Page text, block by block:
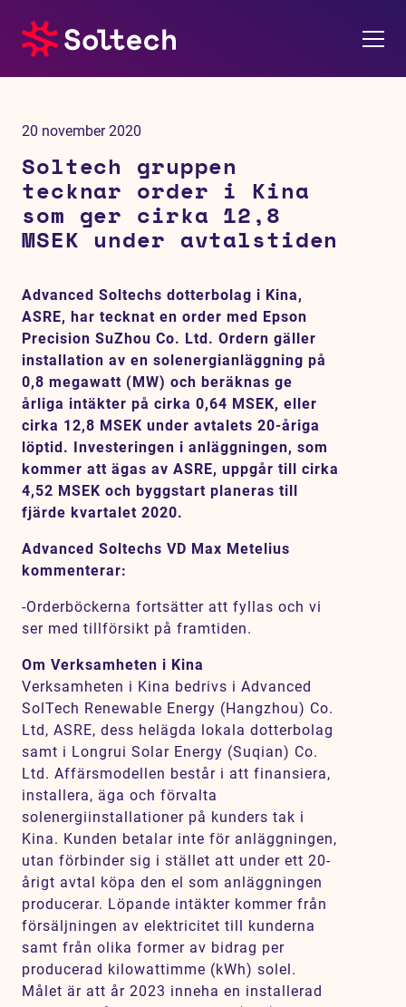
Karriär
Jobb
Kontakt
Tjänster
Referensprojekt
Investerare
Hållbarhet
20 november 2020
Soltech gruppen
tecknar order i Kina
som ger cirka 12,8
MSEK under avtalstiden
Advanced Soltechs dotterbolag i Kina,
ASRE, har tecknat en order med Epson
Precision SuZhou Co. Ltd. Ordern gäller
installation av en solenergianläggning på
0,8 megawatt (MW) och beräknas ge
årliga intäkter på cirka 0,64 MSEK, eller
cirka 12,8 MSEK under avtalets 20-åriga
löptid. Investeringen i anläggningen, som
kommer att ägas av ASRE, uppgår till cirka
4,52 MSEK och byggstart planeras till
fjärde kvartalet 2020.
Advanced Soltechs VD Max Metelius
kommenterar:
-Orderböckerna fortsätter att fyllas och vi
ser med tillförsikt på framtiden.
Om Verksamheten i Kina
Verksamheten i Kina bedrivs i Advanced
SolTech Renewable Energy (Hangzhou) Co.
Ltd, ASRE, dess helägda lokala dotterbolag
samt i Longrui Solar Energy (Suqian) Co.
Ltd. Affärsmodellen består i att finansiera,
installera, äga och förvalta
solenergiinstallationer på kunders tak i
Kina. Kunden betalar inte för anläggningen,
utan förbinder sig i stället att under ett 20-
årigt avtal köpa den el som anläggningen
producerar. Löpande intäkter kommer från
försäljningen av elektricitet till kunderna
samt från olika former av bidrag per
producerad kilowattimme (kWh) solel.
Målet är att år 2023 inneha en installerad